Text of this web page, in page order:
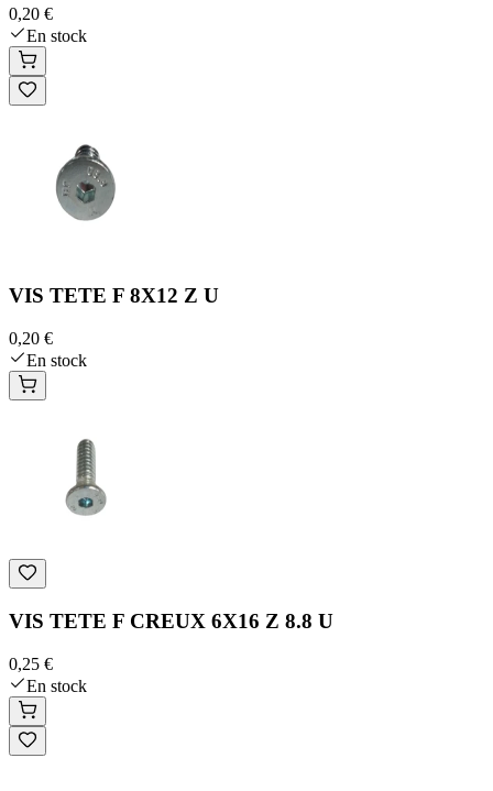
0,20 €
En stock
VIS TETE F 8X12 Z U
0,20 €
En stock
VIS TETE F CREUX 6X16 Z 8.8 U
0,25 €
En stock